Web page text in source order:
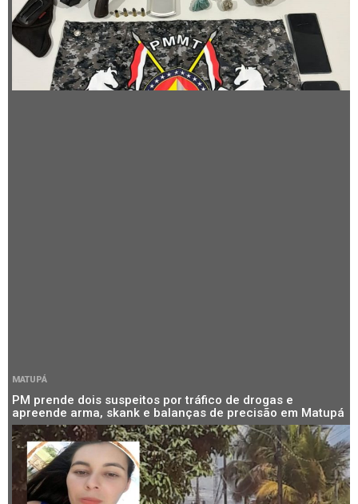
MATUPÁ
PM prende dois suspeitos por tráfico de drogas e
apreende arma, skank e balanças de precisão em Matupá